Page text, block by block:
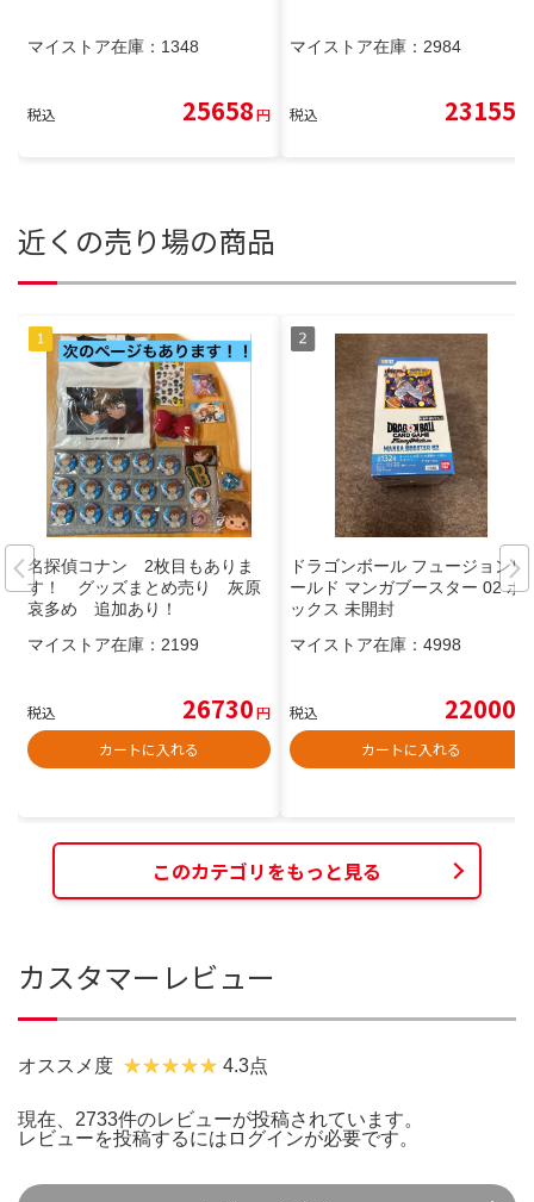
マイストア在庫： 1348
税込 25658円
マイストア在庫： 2984
税込 23155
近くの売り場の商品
名探偵コナン 2枚目もありま
す！ グッズまとめ売り 灰原
哀多め 追加あり！
マイストア在庫： 2199
税込 26730円
カートに入れる
ドラゴンボール フュージョンワ
ールド マンガブースター 02 ボ
ックス 未開封
マイストア在庫： 4998
税込 22000
カートに入れる
このカテゴリをもっと見る
カスタマーレビュー
オススメ度 4.3点
現在、2733件のレビューが投稿されています。
レビューを投稿するには ログインが必要です。